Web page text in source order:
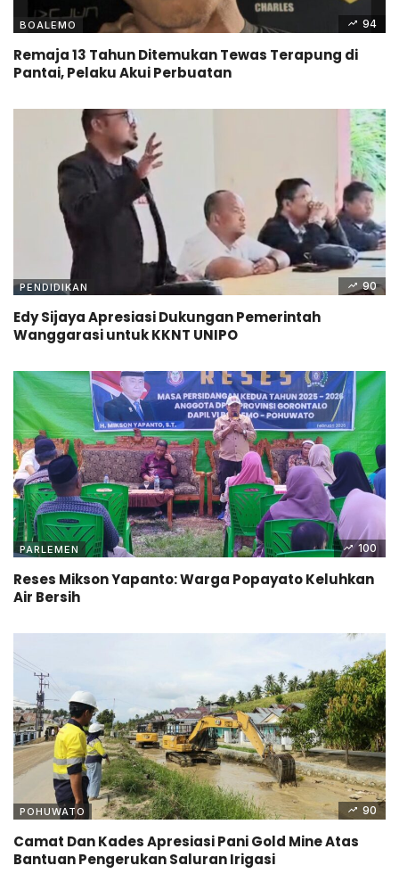
BOALEMO 94
Remaja 13 Tahun Ditemukan Tewas Terapung di
Pantai, Pelaku Akui Perbuatan
PENDIDIKAN 90
Edy Sijaya Apresiasi Dukungan Pemerintah
Wanggarasi untuk KKNT UNIPO
PARLEMEN 100
Reses Mikson Yapanto: Warga Popayato Keluhkan
Air Bersih
POHUWATO 90
Camat Dan Kades Apresiasi Pani Gold Mine Atas
Bantuan Pengerukan Saluran Irigasi